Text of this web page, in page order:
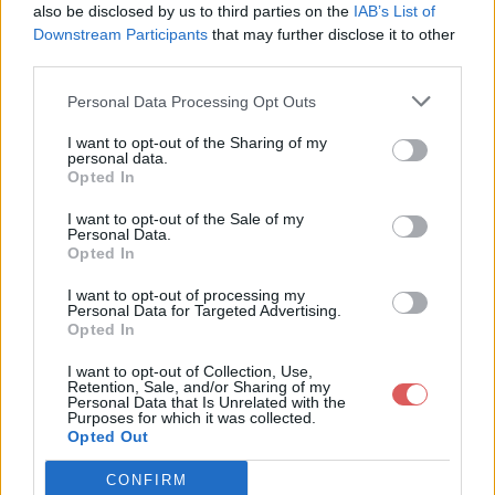
also be disclosed by us to third parties on the IAB’s List of
Downstream Participants that may further disclose it to other
Personal Data Processing Opt Outs
I want to opt-out of the Sharing of my
personal data.
Opted In
I want to opt-out of the Sale of my
Personal Data.
Opted In
I want to opt-out of processing my
Personal Data for Targeted Advertising.
Opted In
I want to opt-out of Collection, Use,
Retention, Sale, and/or Sharing of my
Personal Data that Is Unrelated with the
Purposes for which it was collected.
Opted Out
CONFIRM
Partager le fichier Blablaland -
Datas.rar sur le Web et les
réseaux sociaux:
Télécharger le fichier Blablaland
- Datas.rar